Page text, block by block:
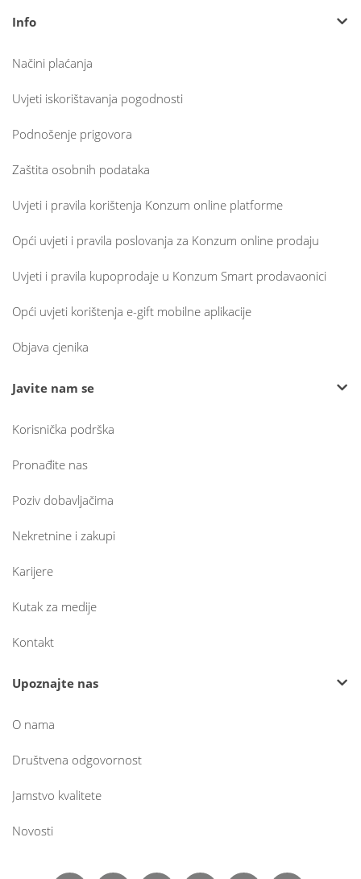
Info
Načini plaćanja
Uvjeti iskorištavanja pogodnosti
Podnošenje prigovora
Zaštita osobnih podataka
Uvjeti i pravila korištenja Konzum online platforme
Opći uvjeti i pravila poslovanja za Konzum online prodaju
Uvjeti i pravila kupoprodaje u Konzum Smart prodavaonici
Opći uvjeti korištenja e-gift mobilne aplikacije
Objava cjenika
Javite nam se
Korisnička podrška
Pronađite nas
Poziv dobavljačima
Nekretnine i zakupi
Karijere
Kutak za medije
Kontakt
Upoznajte nas
O nama
Društvena odgovornost
Jamstvo kvalitete
Novosti